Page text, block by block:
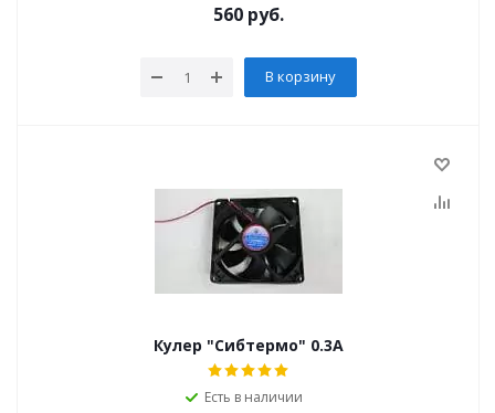
560 руб.
В корзину
Кулер "Сибтермо" 0.3А
Есть в наличии